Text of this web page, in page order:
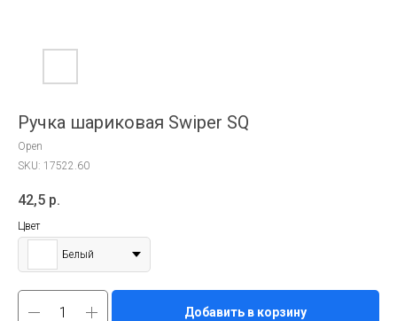
Ручка шариковая Swiper SQ
Open
SKU: 17522.60
42,5 р.
Цвет
Белый
Добавить в корзину